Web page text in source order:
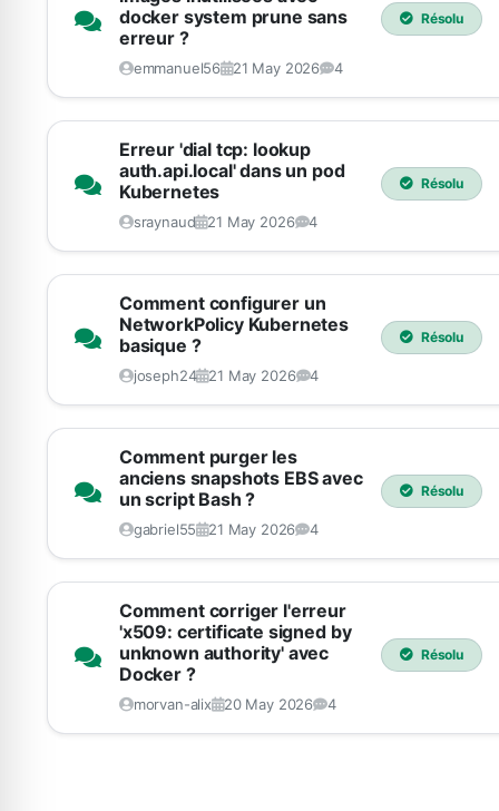
docker system prune sans
erreur ?
emmanuel56 21 May 2026 4
Résolu
Erreur 'dial tcp: lookup
auth.api.local' dans un pod
Kubernetes
sraynaud 21 May 2026 4
Résolu
Comment configurer un
NetworkPolicy Kubernetes
basique ?
joseph24 21 May 2026 4
Résolu
Comment purger les
anciens snapshots EBS avec
un script Bash ?
gabriel55 21 May 2026 4
Résolu
Comment corriger l'erreur
'x509: certificate signed by
unknown authority' avec
Docker ?
morvan-alix 20 May 2026 4
Résolu